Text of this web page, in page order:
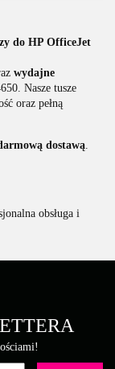
do HP OfficeJet
wydajne
Nasze tusze
oraz pełną
dostawą.
obsługa i